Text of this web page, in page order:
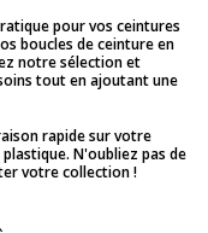
pour vos ceintures
boucles de ceinture en
notre sélection et
tout en ajoutant une
rapide sur votre
N'oubliez pas de
votre collection !